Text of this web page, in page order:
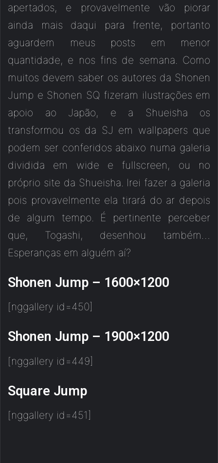
apertados, e provavelmente vão piorar
ainda mais daqui para frente, portanto
aguardem meus posts em menor
quantidade, e nos fins de semana. Como
muitos devem saber os autores da Shonen
Jump e Shonen SQ fizeram ilustrações em
apoio ao Japão, e a Shueisha os
transformou os da SJ em wallpapers que
podem ser conferidos abaixo numa galeria
dividida em wide e fullscreen, ou no
próprio site da Shueisha. Irei fazer a galeria
pois provavelmente ela tirará do ar depois
de algum tempo. É pertinente perceber
que, Togashi, desenhou também…
Esperanças em alguém aí?
Shonen Jump – 1600×1200
[nggallery id=450]
Shonen Jump – 1900×1200
[nggallery id=449]
Square Jump
[nggallery id=451]